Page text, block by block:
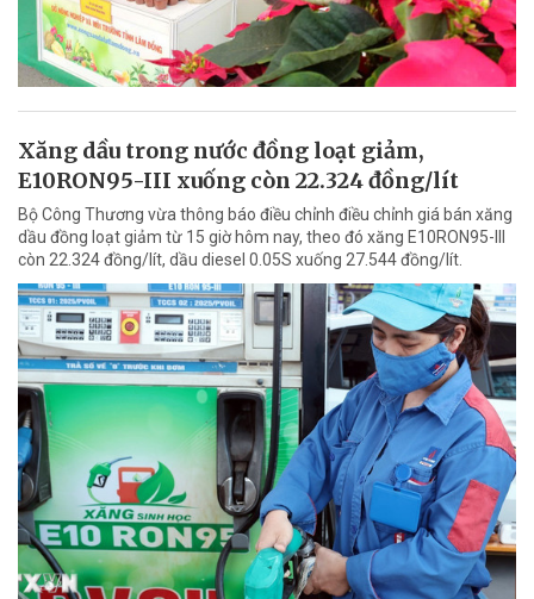
Xăng dầu trong nước đồng loạt giảm,
E10RON95-III xuống còn 22.324 đồng/lít
Bộ Công Thương vừa thông báo điều chỉnh điều chỉnh giá bán xăng
dầu đồng loạt giảm từ 15 giờ hôm nay, theo đó xăng E10RON95-III
còn 22.324 đồng/lít, dầu diesel 0.05S xuống 27.544 đồng/lít.